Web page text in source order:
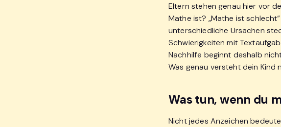
Eltern stehen genau hier vor
Mathe ist? „Mathe ist
unterschiedliche Ursachen
Schwierigkeiten mit
Nachhilfe beginnt deshalb
Was genau versteht dein Kind
Was tun, wenn du
Nicht jedes Anzeichen